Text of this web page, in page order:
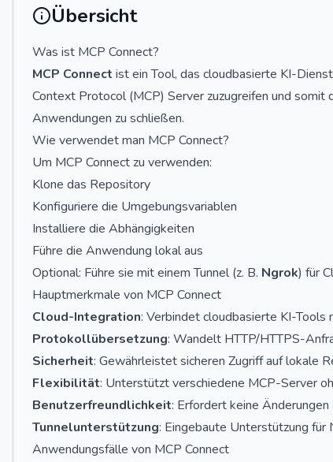
Übersicht
Was ist MCP Connect?
MCP Connect ist ein Tool, das cloudbasierte KI-
Context Protocol (MCP) Server zuzugreifen und somit
Anwendungen zu schließen.
Wie verwendet man MCP Connect?
Um MCP Connect zu verwenden:
Klone das Repository
Konfiguriere die Umgebungsvariablen
Installiere die Abhängigkeiten
Führe die Anwendung lokal aus
Optional: Führe sie mit einem Tunnel (z. B. Ngrok) für
Hauptmerkmale von MCP Connect
Cloud-Integration: Verbindet cloudbasierte KI-Tools
Protokollübersetzung: Wandelt HTTP/HTTPS-
Sicherheit: Gewährleistet sicheren Zugriff auf lokale
Flexibilität: Unterstützt verschiedene MCP-Server
Benutzerfreundlichkeit: Erfordert keine
Tunnelunterstützung: Eingebaute Unterstützung für
Anwendungsfälle von MCP Connect